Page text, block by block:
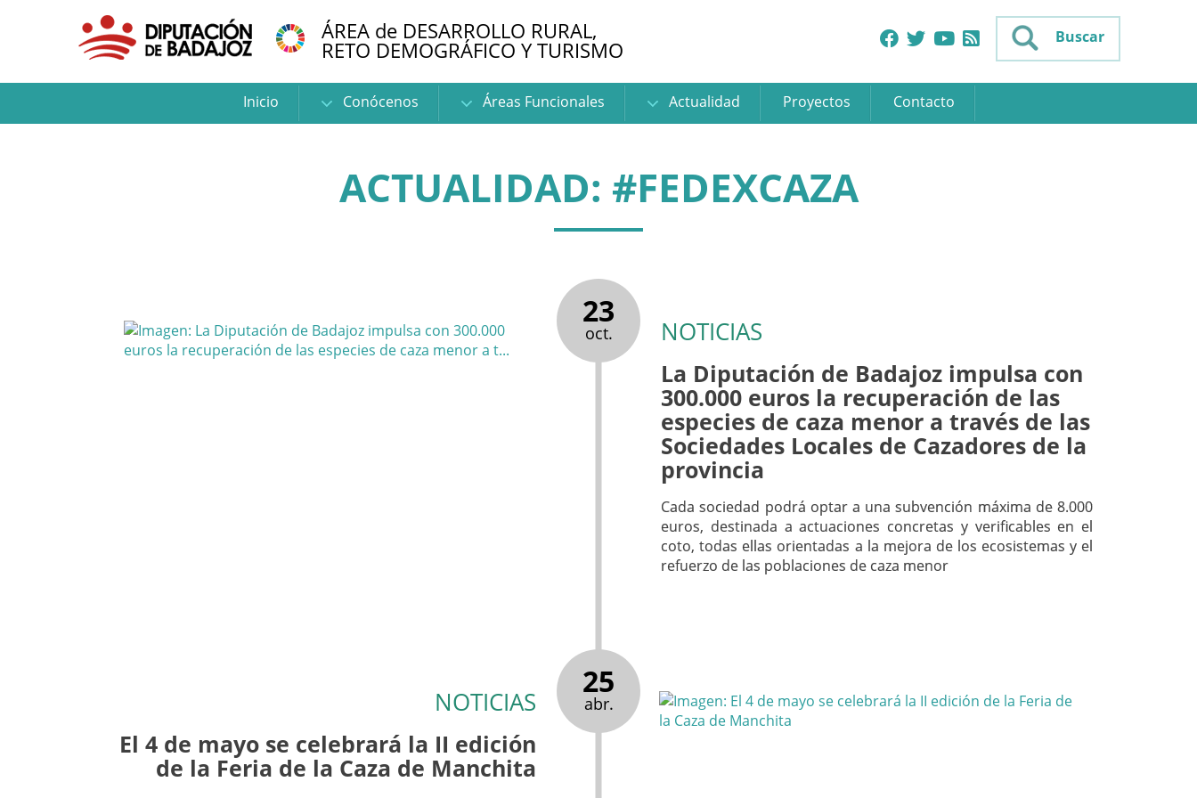
ÁREA de DESARROLLO RURAL,
RETO DEMOGRÁFICO Y TURISMO Buscar
Inicio Conócenos Áreas Funcionales Actualidad Proyectos Contacto
ACTUALIDAD: #FEDEXCAZA
23
oct. NOTICIAS
La Diputación de Badajoz impulsa con
300.000 euros la recuperación de las
especies de caza menor a través de las
Sociedades Locales de Cazadores de la
provincia
Cada sociedad podrá optar a una subvención máxima de 8.000
euros, destinada a actuaciones concretas y verificables en el
coto, todas ellas orientadas a la mejora de los ecosistemas y el
refuerzo de las poblaciones de caza menor
25
abr.
NOTICIAS
El 4 de mayo se celebrará la II edición
de la Feria de la Caza de Manchita